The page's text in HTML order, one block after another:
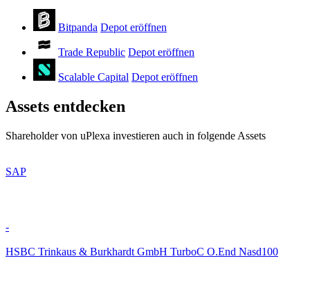
Bitpanda Depot eröffnen
Trade Republic Depot eröffnen
Scalable Capital Depot eröffnen
Assets entdecken
Shareholder von uPlexa investieren auch in folgende Assets
SAP
-
HSBC Trinkaus & Burkhardt GmbH TurboC O.End Nasd100